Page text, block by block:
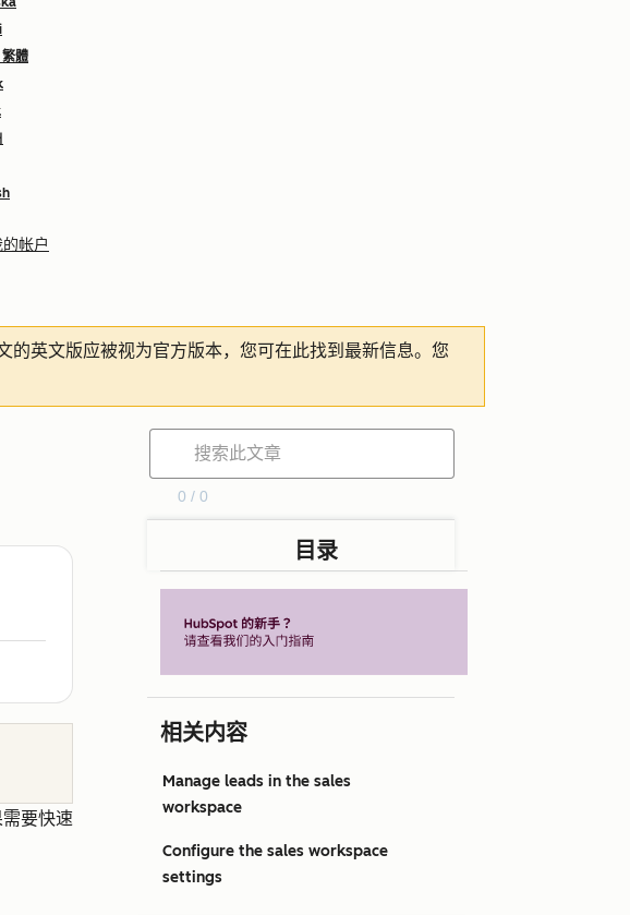
體
帐户
的英文版应被视为官方版本，您可在此找到最新信息。您
要快速
0 / 0
目录
相关内容
Manage leads in the sales
workspace
Configure the sales workspace
settings